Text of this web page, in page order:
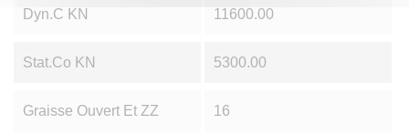
Dyn.C KN 11600.00
Stat.Co KN 5300.00
Graisse Ouvert Et ZZ 16